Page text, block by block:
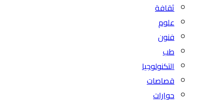
ثقافة
علوم
فنون
طب
التكنولوجيا
قصاصات
حوارات